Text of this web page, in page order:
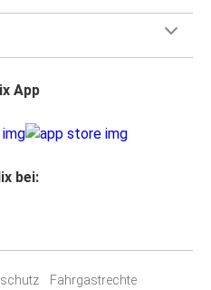
App
bei:
Fahrgastrechte